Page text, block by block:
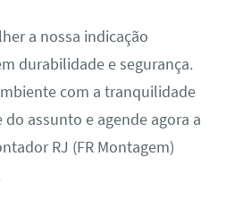
a nossa indicação
durabilidade e segurança.
com a tranquilidade
assunto e agende agora a
RJ (FR Montagem)